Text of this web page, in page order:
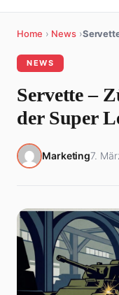
Home › News ›
NEWS
Servette –
der Super
Marketing7.